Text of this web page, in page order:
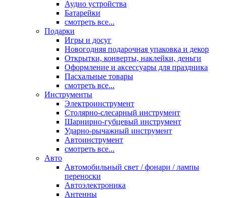
Аудио устройства
Батарейки
смотреть все...
Подарки
Игры и досуг
Новогодняя подарочная упаковка и декор
Открытки, конверты, наклейки, деньги
Оформление и аксессуары для праздника
Пасхальные товары
смотреть все...
Инструменты
Электроинструмент
Столярно-слесарный инструмент
Шарнирно-губцевый инструмент
Ударно-рычажный инструмент
Автоинструмент
смотреть все...
Авто
Автомобильный свет / фонари / лампы
переноски
Автоэлектроника
Антенны